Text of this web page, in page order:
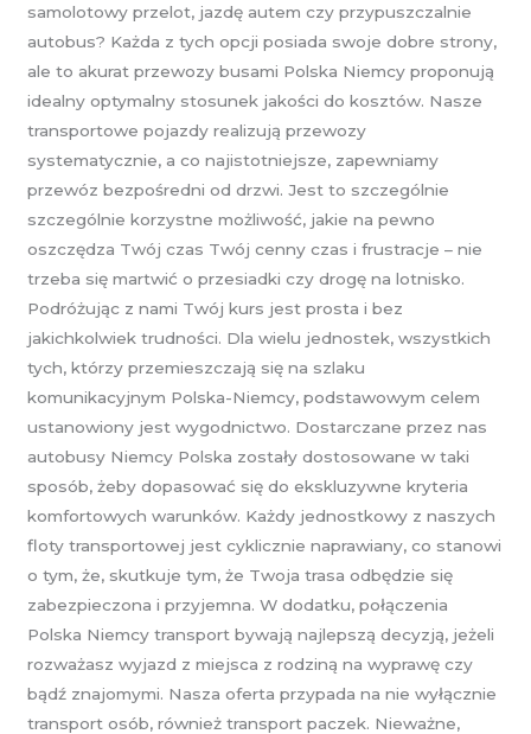
samolotowy przelot, jazdę autem czy przypuszczalnie
autobus? Każda z tych opcji posiada swoje dobre strony,
ale to akurat przewozy busami Polska Niemcy proponują
idealny optymalny stosunek jakości do kosztów. Nasze
transportowe pojazdy realizują przewozy
systematycznie, a co najistotniejsze, zapewniamy
przewóz bezpośredni od drzwi. Jest to szczególnie
szczególnie korzystne możliwość, jakie na pewno
oszczędza Twój czas Twój cenny czas i frustracje – nie
trzeba się martwić o przesiadki czy drogę na lotnisko.
Podróżując z nami Twój kurs jest prosta i bez
jakichkolwiek trudności. Dla wielu jednostek, wszystkich
tych, którzy przemieszczają się na szlaku
komunikacyjnym Polska-Niemcy, podstawowym celem
ustanowiony jest wygodnictwo. Dostarczane przez nas
autobusy Niemcy Polska zostały dostosowane w taki
sposób, żeby dopasować się do ekskluzywne kryteria
komfortowych warunków. Każdy jednostkowy z naszych
floty transportowej jest cyklicznie naprawiany, co stanowi
o tym, że, skutkuje tym, że Twoja trasa odbędzie się
zabezpieczona i przyjemna. W dodatku, połączenia
Polska Niemcy transport bywają najlepszą decyzją, jeżeli
rozważasz wyjazd z miejsca z rodziną na wyprawę czy
bądź znajomymi. Nasza oferta przypada na nie wyłącznie
transport osób, również transport paczek. Nieważne,